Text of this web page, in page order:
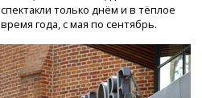
спектакли только днём и в тёплое
время года, с мая по сентябрь.